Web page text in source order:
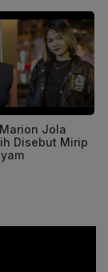
Jola
Disebut Mirip